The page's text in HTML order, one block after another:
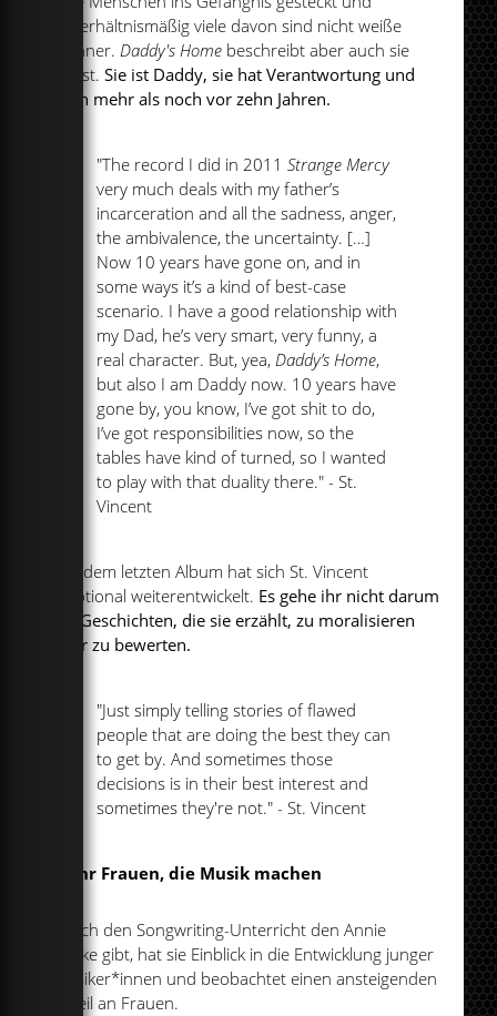
unverhältnismäßig viele davon sind nicht weiße
Männer. Daddy's Home beschreibt aber auch sie
selbst.Sie ist Daddy, sie hat Verantwortung und
auch mehr als noch vor zehn Jahren.
"The record I did in 2011Strange Mercy
very much deals with my father’s
incarceration and all the sadness, anger,
the ambivalence, the uncertainty. […]
Now 10 years have gone on, and in
some ways it’s a kind of best-case
scenario. I have a good relationship with
my Dad, he’s very smart, very funny, a
real character. But, yea, Daddy’s Home,
but also I am Daddy now. 10 years have
gone by, you know, I’ve got shit to do,
I’ve got responsibilities now, so the
tables have kind of turned, so I wanted
to play with that duality there." - St.
Vincent
Seit dem letzten Album hat sich St. Vincent
emotional weiterentwickelt. Es gehe ihr nicht darum
die Geschichten, die sie erzählt, zu moralisieren
oder zu bewerten.
"Just simply telling stories of flawed
people that are doing the best they can
to get by. And sometimes those
decisions is in their best interest and
sometimes they're not." - St. Vincent
Mehr Frauen, die Musik machen
Durch den Songwriting-Unterricht den Annie
Clarke gibt, hat sie Einblick in die Entwicklung junger
Musiker*innen und beobachtet einen ansteigenden
Anteil an Frauen.